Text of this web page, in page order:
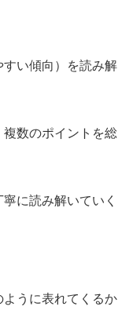
い傾向）を読み解
数のポイントを総
に読み解いていく
うに表れてくるか